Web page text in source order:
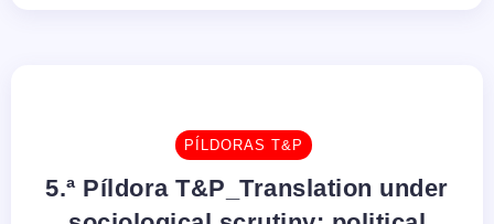
PÍLDORAS T&P
5.ª Píldora T&P_Translation under